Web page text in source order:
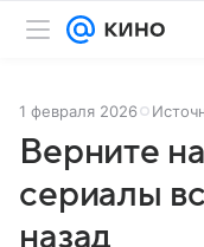
1 февраля 2026
Верните
сериалы
назад